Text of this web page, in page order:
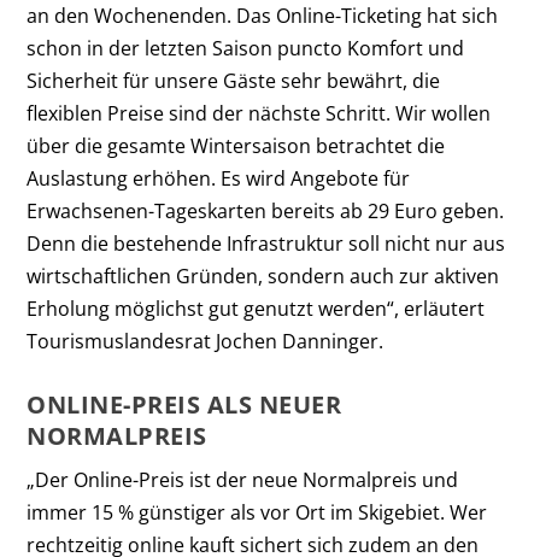
an den Wochenenden. Das Online-Ticketing hat sich
schon in der letzten Saison puncto Komfort und
Sicherheit für unsere Gäste sehr bewährt, die
flexiblen Preise sind der nächste Schritt. Wir wollen
über die gesamte Wintersaison betrachtet die
Auslastung erhöhen. Es wird Angebote für
Erwachsenen-Tageskarten bereits ab 29 Euro geben.
Denn die bestehende Infrastruktur soll nicht nur aus
wirtschaftlichen Gründen, sondern auch zur aktiven
Erholung möglichst gut genutzt werden“, erläutert
Tourismuslandesrat Jochen Danninger.
ONLINE-PREIS ALS NEUER
NORMALPREIS
„Der Online-Preis ist der neue Normalpreis und
immer 15 % günstiger als vor Ort im Skigebiet. Wer
rechtzeitig online kauft sichert sich zudem an den